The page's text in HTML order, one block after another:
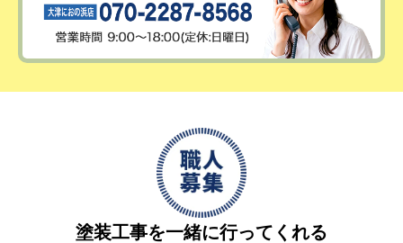
塗装工事を一緒に行ってくれる